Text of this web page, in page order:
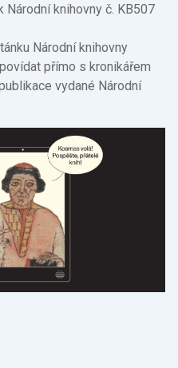
knihovny č. KB507
Národní knihovny
přímo s kronikářem
vydané Národní